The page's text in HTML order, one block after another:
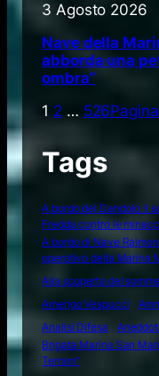
3 Agosto 2026
Nave della
abborda una
ombra”
1 2 … 526
Tags
A bordo del Dandolo il
Fredda contro le
A bordo di Nave
operativo della Marina
Alla scoperta del
Amerigo Vespucci
Analisi Difesa
Aneddoti
Brigata Marina San
Terram"